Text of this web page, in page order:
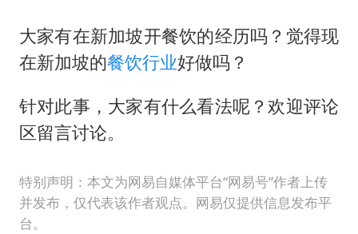
大家有在新加坡开餐饮的经历吗？觉得现
在新加坡的餐饮行业好做吗？
针对此事，大家有什么看法呢？欢迎评论
区留言讨论。
特别声明：本文为网易自媒体平台“网易号”作者上传
并发布，仅代表该作者观点。网易仅提供信息发布平
台。